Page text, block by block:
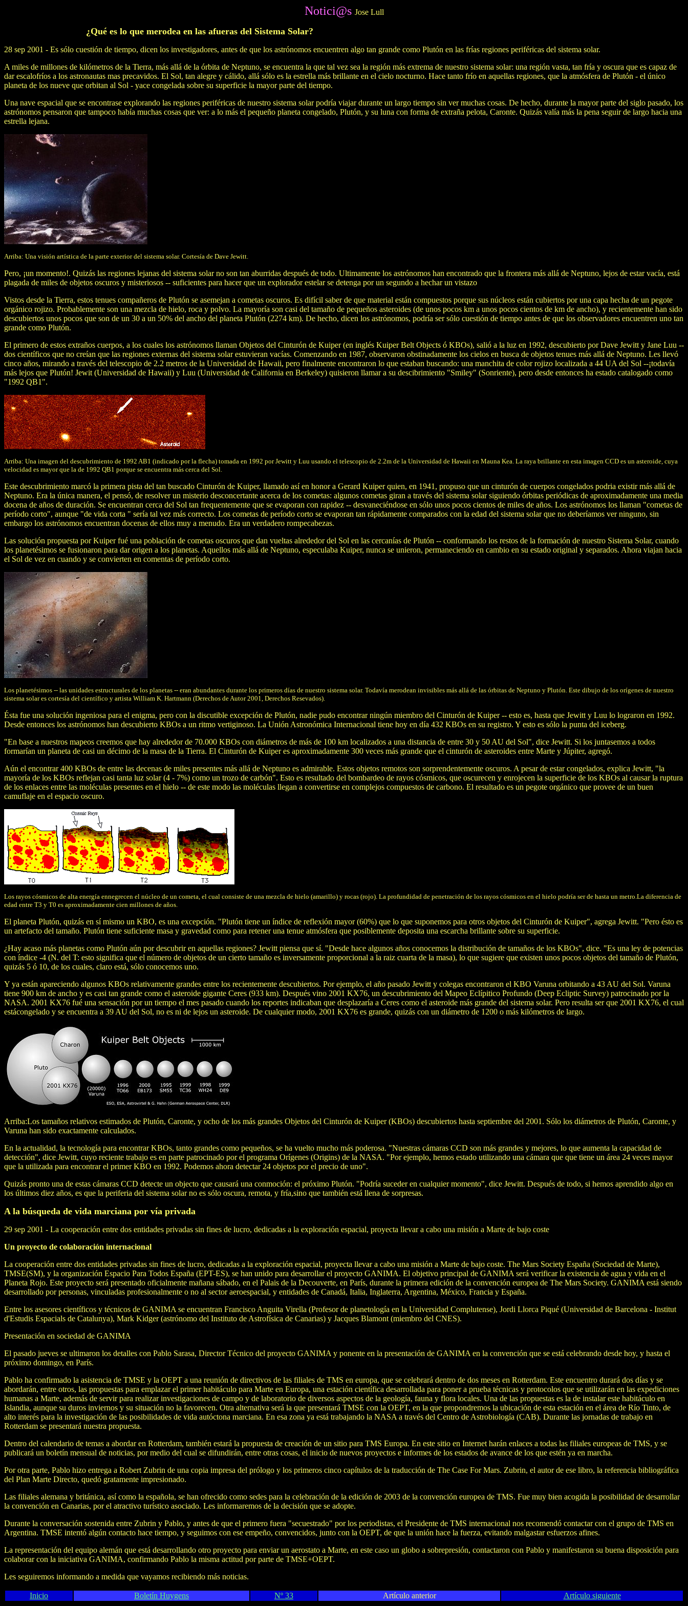
Notici@s Jose Lull
¿Qué es lo que merodea en las afueras del Sistema Solar?
28 sep 2001 - Es sólo cuestión de tiempo, dicen los investigadores, antes de que los astrónomos encuentren algo tan grande como Plutón en las frías regiones periféricas del sistema solar.
A miles de millones de kilómetros de la Tierra, más allá de la órbita de Neptuno, se encuentra la que tal vez sea la región más extrema de nuestro sistema solar: una región vasta, tan fría y oscura que es capaz de
dar escalofríos a los astronautas mas precavidos. El Sol, tan alegre y cálido, allá sólo es la estrella más brillante en el cielo nocturno. Hace tanto frío en aquellas regiones, que la atmósfera de Plutón - el único
planeta de los nueve que orbitan al Sol - yace congelada sobre su superficie la mayor parte del tiempo.
Una nave espacial que se encontrase explorando las regiones periféricas de nuestro sistema solar podría viajar durante un largo tiempo sin ver muchas cosas. De hecho, durante la mayor parte del siglo pasado, los
astrónomos pensaron que tampoco había muchas cosas que ver: a lo más el pequeño planeta congelado, Plutón, y su luna con forma de extraña pelota, Caronte. Quizás valía más la pena seguir de largo hacia una
estrella lejana.
Arriba: Una visión artística de la parte exterior del sistema solar. Cortesía de Dave Jewitt.
Pero, ¡un momento!. Quizás las regiones lejanas del sistema solar no son tan aburridas después de todo. Ultimamente los astrónomos han encontrado que la frontera más allá de Neptuno, lejos de estar vacía, está
plagada de miles de objetos oscuros y misteriosos -- suficientes para hacer que un explorador estelar se detenga por un segundo a hechar un vistazo
Vistos desde la Tierra, estos tenues compañeros de Plutón se asemejan a cometas oscuros. Es difícil saber de que material están compuestos porque sus núcleos están cubiertos por una capa hecha de un pegote
orgánico rojizo. Probablemente son una mezcla de hielo, roca y polvo. La mayoría son casi del tamaño de pequeños asteroides (de unos pocos km a unos pocos cientos de km de ancho), y recientemente han sido
descubiertos unos pocos que son de un 30 a un 50% del ancho del planeta Plutón (2274 km). De hecho, dicen los astrónomos, podría ser sólo cuestión de tiempo antes de que los observadores encuentren uno tan
grande como Plutón.
El primero de estos extraños cuerpos, a los cuales los astrónomos llaman Objetos del Cinturón de Kuiper (en inglés Kuiper Belt Objects ó KBOs), salió a la luz en 1992, descubierto por Dave Jewitt y Jane Luu --
dos científicos que no creían que las regiones externas del sistema solar estuvieran vacías. Comenzando en 1987, observaron obstinadamente los cielos en busca de objetos tenues más allá de Neptuno. Les llevó
cinco años, mirando a través del telescopio de 2.2 metros de la Universidad de Hawaii, pero finalmente encontraron lo que estaban buscando: una manchita de color rojizo localizada a 44 UA del Sol --¡todavía
más lejos que Plutón! Jewit (Universidad de Hawaii) y Luu (Universidad de California en Berkeley) quisieron llamar a su descibrimiento "Smiley" (Sonriente), pero desde entonces ha estado catalogado como
"1992 QB1".
Arriba: Una imagen del descubrimiento de 1992 AB1 (indicado por la flecha) tomada en 1992 por Jewitt y Luu usando el telescopio de 2.2m de la Universidad de Hawaii en Mauna Kea. La raya brillante en esta imagen CCD es un asteroide, cuya
velocidad es mayor que la de 1992 QB1 porque se encuentra más cerca del Sol.
Este descubrimiento marcó la primera pista del tan buscado Cinturón de Kuiper, llamado así en honor a Gerard Kuiper quien, en 1941, propuso que un cinturón de cuerpos congelados podria existir más allá de
Neptuno. Era la única manera, el pensó, de resolver un misterio desconcertante acerca de los cometas: algunos cometas giran a través del sistema solar siguiendo órbitas periódicas de aproximadamente una media
docena de años de duración. Se encuentran cerca del Sol tan frequentemente que se evaporan con rapidez -- desvaneciéndose en sólo unos pocos cientos de miles de años. Los astrónomos los llaman "cometas de
período corto", aunque "de vida corta " sería tal vez más correcto. Los cometas de período corto se evaporan tan rápidamente comparados con la edad del sistema solar que no deberíamos ver ninguno, sin
embargo los astrónomos encuentran docenas de ellos muy a menudo. Era un verdadero rompecabezas.
Las solución propuesta por Kuiper fué una población de cometas oscuros que dan vueltas alrededor del Sol en las cercanías de Plutón -- conformando los restos de la formación de nuestro Sistema Solar, cuando
los planetésimos se fusionaron para dar origen a los planetas. Aquellos más allá de Neptuno, especulaba Kuiper, nunca se unieron, permaneciendo en cambio en su estado original y separados. Ahora viajan hacia
el Sol de vez en cuando y se convierten en comentas de período corto.
Los planetésimos -- las unidades estructurales de los planetas -- eran abundantes durante los primeros días de nuestro sistema solar. Todavía merodean invisibles más allá de las órbitas de Neptuno y Plutón. Este dibujo de los orígenes de nuestro
sistema solar es cortesía del científico y artista William K. Hartmann (Derechos de Autor 2001, Derechos Resevados).
Ésta fue una solución ingeniosa para el enigma, pero con la discutible excepción de Plutón, nadie pudo encontrar ningún miembro del Cinturón de Kuiper -- esto es, hasta que Jewitt y Luu lo lograron en 1992.
Desde entonces los astrónomos han descubierto KBOs a un ritmo vertiginoso. La Unión Astronómica Internacional tiene hoy en día 432 KBOs en su registro. Y esto es sólo la punta del iceberg.
"En base a nuestros mapeos creemos que hay alrededor de 70.000 KBOs con diámetros de más de 100 km localizados a una distancia de entre 30 y 50 AU del Sol", dice Jewitt. Si los juntasemos a todos
formarían un planeta de casi un décimo de la masa de la Tierra. El Cinturón de Kuiper es aproximadamente 300 veces más grande que el cinturón de asteroides entre Marte y Júpiter, agregó.
Aún el encontrar 400 KBOs de entre las decenas de miles presentes más allá de Neptuno es admirable. Estos objetos remotos son sorprendentemente oscuros. A pesar de estar congelados, explica Jewitt, "la
mayoría de los KBOs reflejan casi tanta luz solar (4 - 7%) como un trozo de carbón". Esto es resultado del bombardeo de rayos cósmicos, que oscurecen y enrojecen la superficie de los KBOs al causar la ruptura
de los enlaces entre las moléculas presentes en el hielo -- de este modo las moléculas llegan a convertirse en complejos compuestos de carbono. El resultado es un pegote orgánico que provee de un buen
camuflaje en el espacio oscuro.
Los rayos cósmicos de alta energía ennegrecen el núcleo de un cometa, el cual consiste de una mezcla de hielo (amarillo) y rocas (rojo). La profundidad de penetración de los rayos cósmicos en el hielo podría ser de hasta un metro.La diferencia de
edad entre T3 y T0 es aproximadamente cien millones de años.
El planeta Plutón, quizás en sí mismo un KBO, es una excepción. "Plutón tiene un índice de reflexión mayor (60%) que lo que suponemos para otros objetos del Cinturón de Kuiper", agrega Jewitt. "Pero ésto es
un artefacto del tamaño. Plutón tiene suficiente masa y gravedad como para retener una tenue atmósfera que posiblemente deposita una escarcha brillante sobre su superficie.
¿Hay acaso más planetas como Plutón aún por descubrir en aquellas regiones? Jewitt piensa que sí. "Desde hace algunos años conocemos la distribución de tamaños de los KBOs", dice. "Es una ley de potencias
con índice -4 (N. del T: esto significa que el número de objetos de un cierto tamaño es inversamente proporcional a la raiz cuarta de la masa), lo que sugiere que existen unos pocos objetos del tamaño de Plutón,
quizás 5 ó 10, de los cuales, claro está, sólo conocemos uno.
Y ya están apareciendo algunos KBOs relativamente grandes entre los recientemente descubiertos. Por ejemplo, el año pasado Jewitt y colegas encontraron el KBO Varuna orbitando a 43 AU del Sol. Varuna
tiene 900 km de ancho y es casi tan grande como el asteroide gigante Ceres (933 km). Después vino 2001 KX76, un descubrimiento del Mapeo Eclípitico Profundo (Deep Ecliptic Survey) patrocinado por la
NASA. 2001 KX76 fué una sensación por un tiempo el mes pasado cuando los reportes indicaban que desplazaría a Ceres como el asteroide más grande del sistema solar. Pero resulta ser que 2001 KX76, el cual
estácongelado y se encuentra a 39 AU del Sol, no es ni de lejos un asteroide. De cualquier modo, 2001 KX76 es grande, quizás con un diámetro de 1200 o más kilómetros de largo.
Arriba:Los tamaños relativos estimados de Plutón, Caronte, y ocho de los más grandes Objetos del Cinturón de Kuiper (KBOs) descubiertos hasta septiembre del 2001. Sólo los diámetros de Plutón, Caronte, y
Varuna han sido exactamente calculados.
En la actualidad, la tecnología para encontrar KBOs, tanto grandes como pequeños, se ha vuelto mucho más poderosa. "Nuestras cámaras CCD son más grandes y mejores, lo que aumenta la capacidad de
detección", dice Jewitt, cuyo reciente trabajo es en parte patrocinado por el programa Orígenes (Origins) de la NASA. "Por ejemplo, hemos estado utilizando una cámara que que tiene un área 24 veces mayor
que la utilizada para encontrar el primer KBO en 1992. Podemos ahora detectar 24 objetos por el precio de uno".
Quizás pronto una de estas cámaras CCD detecte un objecto que causará una conmoción: el próximo Plutón. "Podría suceder en cualquier momento", dice Jewitt. Después de todo, si hemos aprendido algo en
los últimos diez años, es que la periferia del sistema solar no es sólo oscura, remota, y fría,sino que también está llena de sorpresas.
A la búsqueda de vida marciana por vía privada
29 sep 2001 - La cooperación entre dos entidades privadas sin fines de lucro, dedicadas a la exploración espacial, proyecta llevar a cabo una misión a Marte de bajo coste
Un proyecto de colaboración internacional
La cooperación entre dos entidades privadas sin fines de lucro, dedicadas a la exploración espacial, proyecta llevar a cabo una misión a Marte de bajo coste. The Mars Society España (Sociedad de Marte),
TMSE(SM), y la organización Espacio Para Todos España (EPT-ES), se han unido para desarrollar el proyecto GANIMA. El objetivo principal de GANIMA será verificar la existencia de agua y vida en el
Planeta Rojo. Este proyecto será presentado oficialmente mañana sábado, en el Palais de la Decouverte, en París, durante la primera edición de la convención europea de The Mars Society. GANIMA está siendo
desarrollado por personas, vinculadas profesionalmente o no al sector aeroespacial, y entidades de Canadá, Italia, Inglaterra, Argentina, México, Francia y España.
Entre los asesores científicos y técnicos de GANIMA se encuentran Francisco Anguita Virella (Profesor de planetología en la Universidad Complutense), Jordi Llorca Piqué (Universidad de Barcelona - Institut
d'Estudis Espacials de Catalunya), Mark Kidger (astrónomo del Instituto de Astrofísica de Canarias) y Jacques Blamont (miembro del CNES).
Presentación en sociedad de GANIMA
El pasado jueves se ultimaron los detalles con Pablo Sarasa, Director Técnico del proyecto GANIMA y ponente en la presentación de GANIMA en la convención que se está celebrando desde hoy, y hasta el
próximo domingo, en París.
Pablo ha confirmado la asistencia de TMSE y la OEPT a una reunión de directivos de las filiales de TMS en europa, que se celebrará dentro de dos meses en Rotterdam. Este encuentro durará dos días y se
abordarán, entre otros, las propuestas para emplazar el primer habitáculo para Marte en Europa, una estación científica desarrollada para poner a prueba técnicas y protocolos que se utilizarán en las expediciones
humanas a Marte, además de servir para realizar investigaciones de campo y de laboratorio de diversos aspectos de la geología, fauna y flora locales. Una de las propuestas es la de instalar este habitáculo en
Islandia, aunque su duros inviernos y su situación no la favorecen. Otra alternativa será la que presentará TMSE con la OEPT, en la que propondremos la ubicación de esta estación en el área de Río Tinto, de
alto interés para la investigación de las posibilidades de vida autóctona marciana. En esa zona ya está trabajando la NASA a través del Centro de Astrobiología (CAB). Durante las jornadas de trabajo en
Rotterdam se presentará nuestra propuesta.
Dentro del calendario de temas a abordar en Rotterdam, también estará la propuesta de creación de un sitio para TMS Europa. En este sitio en Internet harán enlaces a todas las filiales europeas de TMS, y se
publicará un boletín mensual de noticias, por medio del cual se difundirán, entre otras cosas, el inicio de nuevos proyectos e informes de los estados de avance de los que estén ya en marcha.
Por otra parte, Pablo hizo entrega a Robert Zubrin de una copia impresa del prólogo y los primeros cinco capítulos de la traducción de The Case For Mars. Zubrin, el autor de ese libro, la referencia bibliográfica
del Plan Marte Directo, quedó gratamente impresionado.
Las filiales alemana y británica, así como la española, se han ofrecido como sedes para la celebración de la edición de 2003 de la convención europea de TMS. Fue muy bien acogida la posibilidad de desarrollar
la convención en Canarias, por el atractivo turístico asociado. Les informaremos de la decisión que se adopte.
Durante la conversación sostenida entre Zubrin y Pablo, y antes de que el primero fuera "secuestrado" por los periodistas, el Presidente de TMS internacional nos recomendó contactar con el grupo de TMS en
Argentina. TMSE intentó algún contacto hace tiempo, y seguimos con ese empeño, convencidos, junto con la OEPT, de que la unión hace la fuerza, evitando malgastar esfuerzos afines.
La representación del equipo alemán que está desarrollando otro proyecto para enviar un aerostato a Marte, en este caso un globo a sobrepresión, contactaron con Pablo y manifestaron su buena disposición para
colaborar con la iniciativa GANIMA, confirmando Pablo la misma actitud por parte de TMSE+OEPT.
Les seguiremos informando a medida que vayamos recibiendo más noticias.
Inicio Boletín Huygens Nº 33 Artículo anterior Artículo siguiente